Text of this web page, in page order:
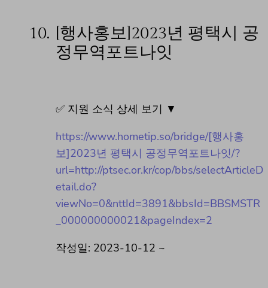
10. [행사홍보]2023년 평택시 공
정무역포트나잇
✅ 지원 소식 상세 보기 ▼
https://www.hometip.so/bridge/[행사홍
보]2023년 평택시 공정무역포트나잇/?
url=http://ptsec.or.kr/cop/bbs/selectArticleD
etail.do?
viewNo=0&nttId=3891&bbsId=BBSMSTR
_000000000021&pageIndex=2
작성일: 2023-10-12 ~